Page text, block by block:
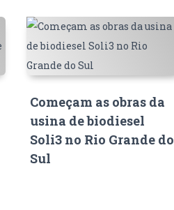
Começam as obras da
usina de biodiesel
Soli3 no Rio Grande do
Sul